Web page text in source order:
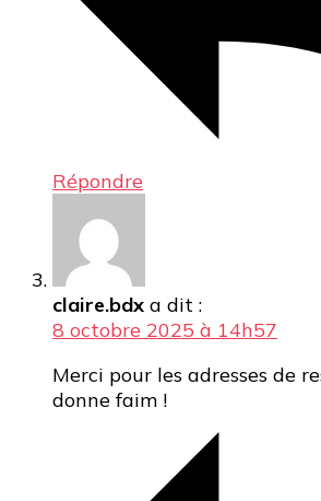
Répondre
claire.bdx a dit :
8 octobre 2025 à 14h57
Merci pour les adresses de
donne faim !